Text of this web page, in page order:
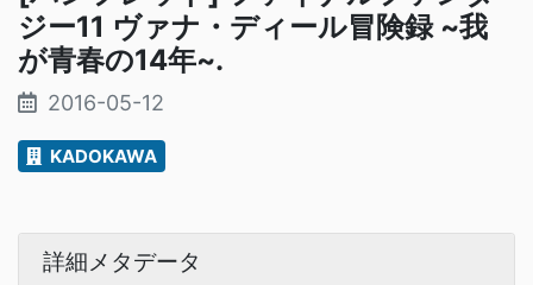
ジー11 ヴァナ・ディール冒険録 ~我
が青春の14年~.
2016-05-12
KADOKAWA
詳細メタデータ